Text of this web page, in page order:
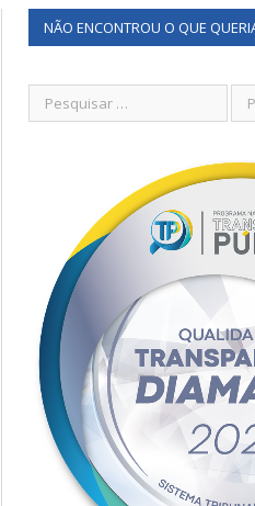
NÃO ENCONTROU O QUE